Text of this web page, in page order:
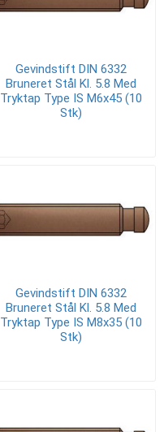
Gevindstift DIN 6332
Bruneret Stål Kl. 5.8 Med
Tryktap Type IS M6x45 (10
Stk)
Gevindstift DIN 6332
Bruneret Stål Kl. 5.8 Med
Tryktap Type IS M8x35 (10
Stk)